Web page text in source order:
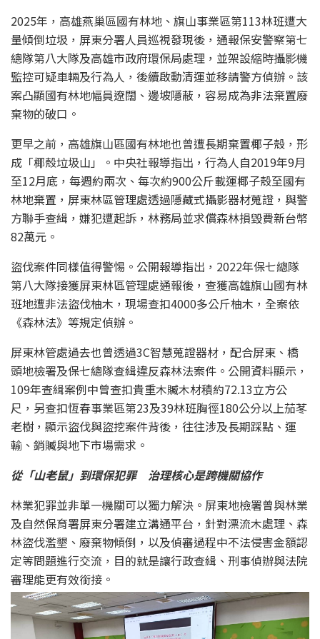
2025年，高雄燕巢區國有林地、旗山事業區第113林班遭大
量傾倒垃圾，屏東分署人員巡視發現後，通報保安警察第七
總隊第八大隊及高雄市政府環保局處理，並架設縮時攝影機
監控可疑車輛及行為人，後續啟動清運並移請警方偵辦。該
案凸顯國有林地幅員遼闊、邊坡隱蔽，容易成為非法棄置廢
棄物的破口。
更早之前，高雄旗山區國有林地也曾遭長期棄置椰子殼，形
成「椰殼垃圾山」。中央社報導指出，行為人自2019年9月
至12月底，每週約兩次、每次約900公斤載運椰子殼至國有
林地棄置，屏東林區管理處透過隱藏式攝影器材蒐證，與警
方聯手查緝，嫌犯遭起訴，林務局並求償森林損毀費新台幣
82萬元。
盜伐案件同樣值得警惕。公開報導指出，2022年保七總隊
第八大隊接獲屏東林區管理處通報後，查獲高雄旗山國有林
班地遭非法盜伐柚木，現場查扣4000多公斤柚木，全案依
《森林法》等規定偵辦。
屏東林管處過去也曾透過3C智慧蒐證器材，配合屏東、橋
頭地檢署及保七總隊查緝違反森林法案件。公開資料顯示，
109年查緝案例中曾查扣貴重木贓木材積約72.13立方公
尺，另查扣恆春事業區第23及39林班胸徑180公分以上茄苳
老樹，顯示盜伐與盜挖案件背後，往往涉及長期踩點、運
輸、銷贓與地下市場需求。
從「山老鼠」到環保犯罪 治理核心是跨機關協作
林業犯罪並非單一機關可以獨力解決。屏東地檢署曾與林業
及自然保育署屏東分署建立溝通平台，針對漂流木處理、森
林盜伐濫墾、廢棄物傾倒，以及偵審過程中不法侵害金額認
定等問題進行交流，目的就是讓行政查緝、刑事偵辦與法院
審理能更有效銜接。